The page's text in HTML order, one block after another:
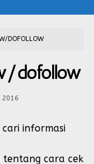
DOFOLLOW
dofollow
2016
informasi
tentang cara cek